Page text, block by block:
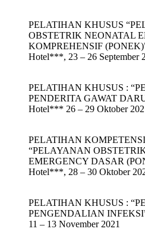
PELATIHAN KHUSUS
OBSTETRIK NEONATAL
KOMPREHENSIF
Hotel***, 23 – 26 September
PELATIHAN KHUSUS :
PENDERITA GAWAT
Hotel*** 26 – 29 Oktober
PELATIHAN
“PELAYANAN
EMERGENCY DASAR
Hotel***, 28 – 30 Oktober
PELATIHAN KHUSUS :
PENGENDALIAN
11 – 13 November 2021